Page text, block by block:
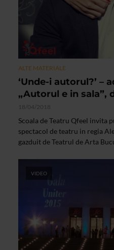
ALTE MATERIALE
‘Unde-i autorul?’ –
„Autorul e in sala”,
18/04/2018
Scoala de Teatru Qfeel invita
spectacol de teatru in regia
gazduit de Teatrul de Arta
VIDEO